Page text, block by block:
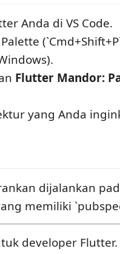
Anda di VS Code.
Flutter Mandor:
yang Anda
dijalankan
memiliki
developer Flutter.